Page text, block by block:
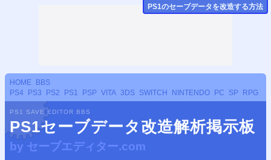
HOME
BBS
PS4
PS3 PS2 PS1 PSP VITA 3DS SWITCH NINTENDO PC SP RPG
PS1 SAVE EDITOR BBS
PS1セーブデータ改造解析掲示板
by セーブエディター.com
PS1のセーブデータを改造する方法